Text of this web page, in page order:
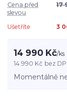
Cena před
slevou
17
Ušetříte 3
14 990 Kč/ks
14 990 Kč bez
Momentálně